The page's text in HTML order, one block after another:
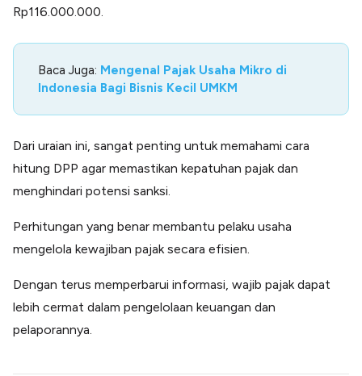
Rp116.000.000.
Baca Juga: Mengenal Pajak Usaha Mikro di
Indonesia Bagi Bisnis Kecil UMKM
Dari uraian ini, sangat penting untuk memahami cara
hitung DPP agar memastikan kepatuhan pajak dan
menghindari potensi sanksi.
Perhitungan yang benar membantu pelaku usaha
mengelola kewajiban pajak secara efisien.
Dengan terus memperbarui informasi, wajib pajak dapat
lebih cermat dalam pengelolaan keuangan dan
pelaporannya.